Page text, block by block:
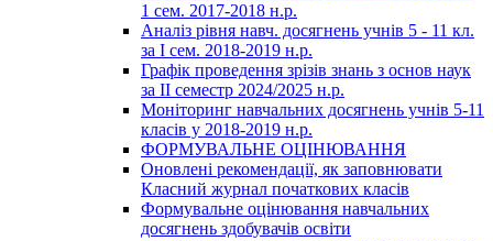
1 сем. 2017-2018 н.р.
Аналіз рівня навч. досягнень учнів 5 - 11 кл.
за І сем. 2018-2019 н.р.
Графік проведення зрізів знань з основ наук
за ІІ семестр 2024/2025 н.р.
Моніторинг навчальних досягнень учнів 5-11
класів у 2018-2019 н.р.
ФОРМУВАЛЬНЕ ОЦІНЮВАННЯ
Оновлені рекомендації, як заповнювати
Класний журнал початкових класів
Формувальне оцінювання навчальних
досягнень здобувачів освіти